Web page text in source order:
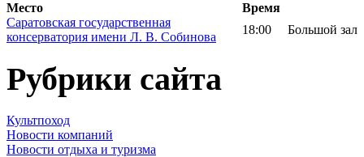
Место
Время
Саратовская государственная
консерватория имени Л. В. Собинова
18:00 Большой зал
Рубрики сайта
Культпоход
Новости компаний
Новости отдыха и туризма